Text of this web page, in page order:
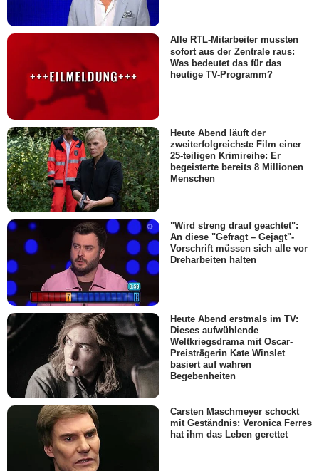
Alle RTL-Mitarbeiter mussten
sofort aus der Zentrale raus:
Was bedeutet das für das
heutige TV-Programm?
Heute Abend läuft der
zweiterfolgreichste Film einer
25-teiligen Krimireihe: Er
begeisterte bereits 8 Millionen
Menschen
"Wird streng drauf geachtet":
An diese "Gefragt – Gejagt"-
Vorschrift müssen sich alle vor
Dreharbeiten halten
Heute Abend erstmals im TV:
Dieses aufwühlende
Weltkriegsdrama mit Oscar-
Preisträgerin Kate Winslet
basiert auf wahren
Begebenheiten
Carsten Maschmeyer schockt
mit Geständnis: Veronica Ferres
hat ihm das Leben gerettet